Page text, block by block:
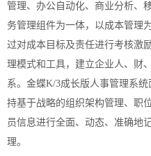
管理、办公自动化、商业分析、
务管理组件为一体，以成本管理
过对成本目标及责任进行考核激
理模式和工具，建立企业人、财
系。金蝶K/3成长版人事管理系
持基于战略的组织架构管理、职
员信息进行全面、动态、准确地
理。